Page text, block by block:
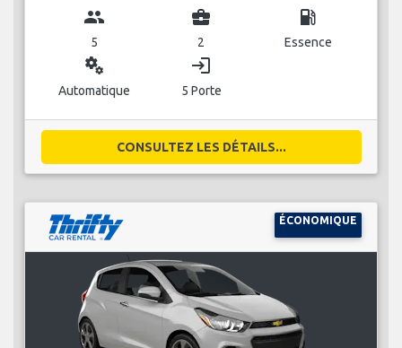
group
5
business_center
2
local_gas_station
Essence
miscellaneous_services
Automatique
login
5 Porte
CONSULTEZ LES DÉTAILS...
ÉCONOMIQUE